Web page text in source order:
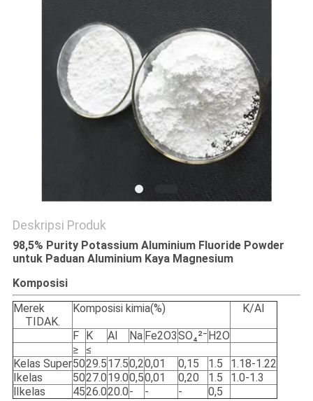
SITEMAP
KEBIJAKAN
PRIBADI
Deskripsi Produk
98,5% Purity Potassium Aluminium Fluoride Powder
untuk Paduan Aluminium Kaya Magnesium
Komposisi
Merek
TIDAK.
Komposisi kimia(%) K/Al
F K Al Na Fe2O3SO₄²⁻ H2O
≥ ≤
Kelas Super5029.517.50,20,01 0,15 1.5
1.18-1.22
Ⅰkelas
5027.019.00,50,01 0,20 1.5
1.0-1.3
Ⅱkelas
4526.020.0- - - 0,5